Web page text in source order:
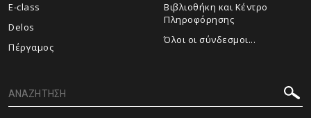
E-class
Delos
Πέργαμος
Βιβλιοθήκη και Κέντρο
Πληροφόρησης
Όλοι οι σύνδεσμοι...